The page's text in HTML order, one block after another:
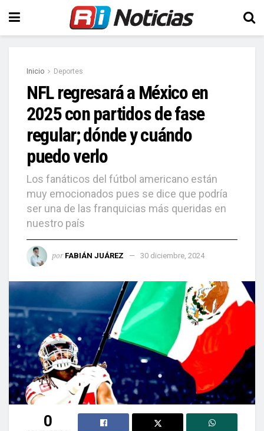
Inicio Deportes
NFL regresará a México en
2025 con partidos de fase
regular; dónde y cuándo
puedo verlo
Los fanáticos del fútbol americano están
muy emocionados pues se dice que podría
ser una de las franquicias más queridas en
nuestro país
por FABIÁN JUÁREZ 30 diciembre, 2024
0